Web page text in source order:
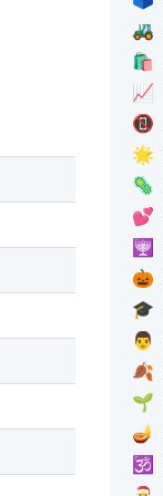
🚜
🛍️
📈
📵
🌟
🦠
💕
🕎
🎃
🎓
👨
🍂
🌱
🪔
🕉️